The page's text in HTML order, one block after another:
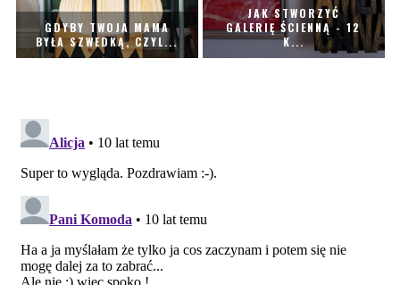
GDYBY TWOJA MAMA
BYŁA SZWEDKĄ, CZYL...
JAK STWORZYĆ
GALERIĘ ŚCIENNĄ - 12
K...